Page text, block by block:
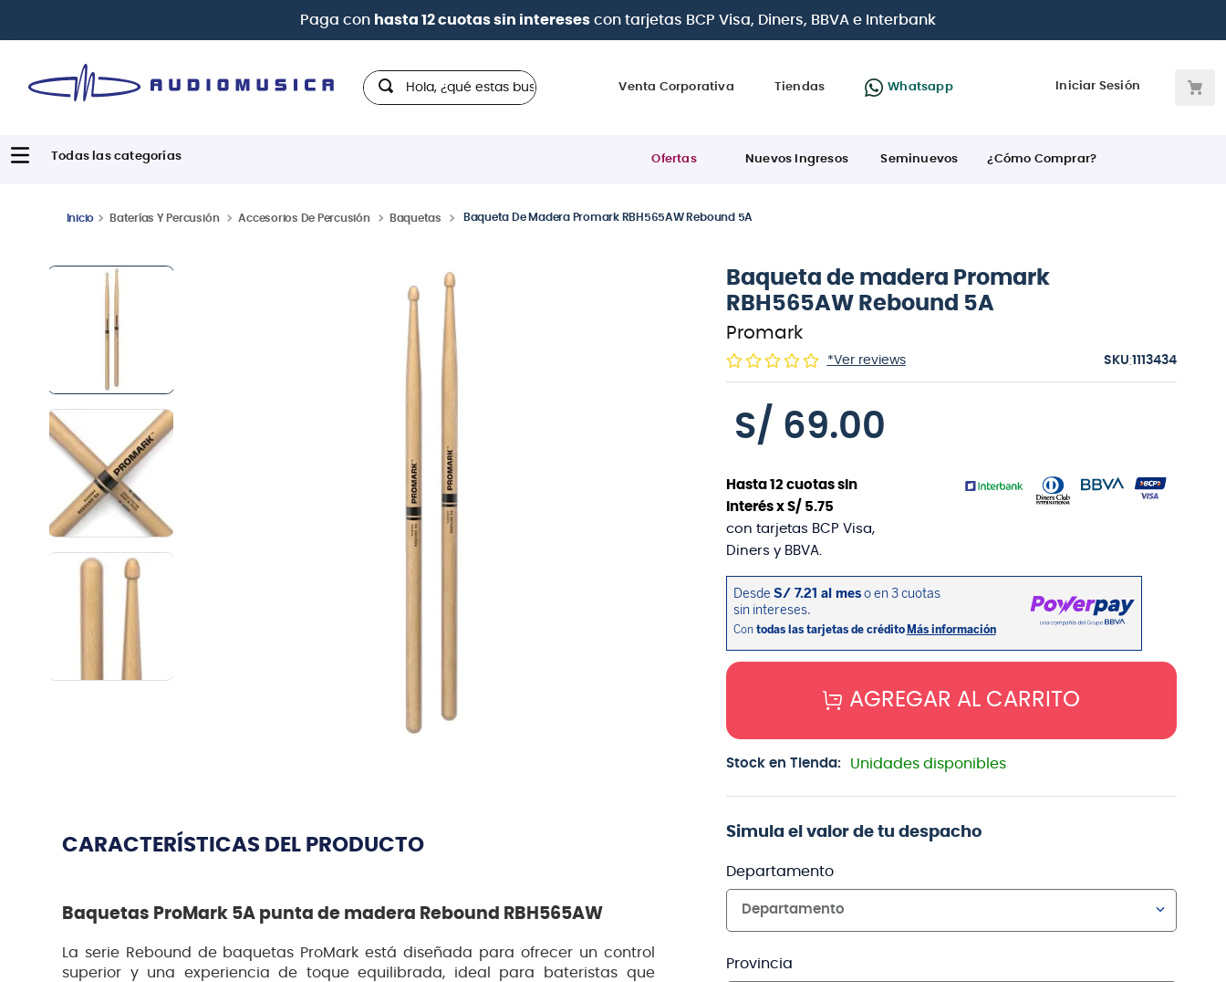
| Paga en cuotasdesde 0% de interéscon todas las tarjetas de crédito
Hola, ¿qué estas buscando?
Venta Corporativa Tiendas Whatsapp Iniciar Sesión
Ofertas Nuevos Ingresos Seminuevos ¿Cómo Comprar?
Baterías Y Percusión Accesorios De Percusión Baquetas Baqueta De Madera Promark RBH565AW Rebound 5A
CARACTERÍSTICAS DEL PRODUCTO
Baquetas ProMark 5A punta de madera Rebound RBH565AW
La serie Rebound de baquetas ProMark está diseñada para ofrecer un control
superior y una experiencia de toque equilibrada, ideal para bateristas que
Baqueta de madera Promark
RBH565AW Rebound 5A
Promark
*Ver reviews :1113434
S/ 69.00
Hasta 12cuotas sin
interés x S/ 5.75
con tarjetas BCP Visa,
Diners y BBVA.
AGREGAR AL CARRITO
Stock en Tienda: Unidades disponibles
Simula el valor de tu despacho
Departamento
Departamento
Provincia